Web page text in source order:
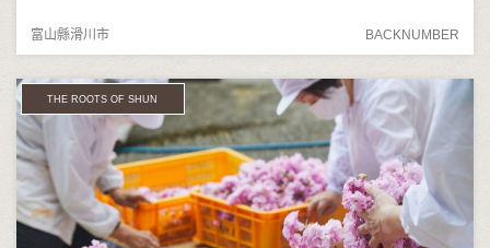
富山縣滑川市 BACKNUMBER
THE ROOTS OF SHUN